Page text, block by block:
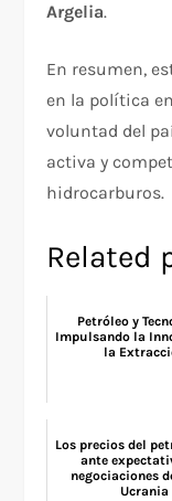
Argelia.
En resumen,
en la política
voluntad del
activa y
hidrocarburos.
Related
Petróleo y
Impulsando la
la
Los precios del
ante
negociaciones
Ucrania